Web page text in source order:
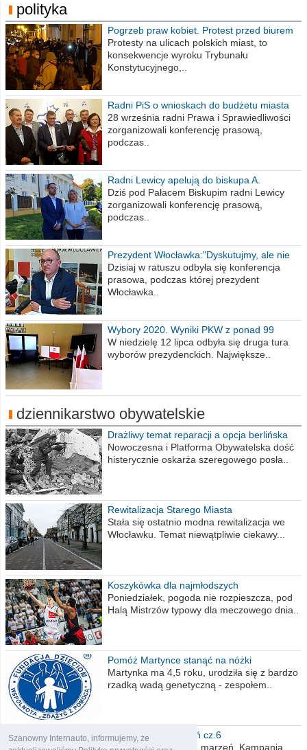
Szanowny Internauto, informujemy, że
polityka
Pogrzeb praw kobiet. Protest przed biurem
poselskim PiS
Protesty na ulicach polskich miast, to
konsekwencje wyroku Trybunału
Konstytucyjnego,..
Radni PiS o wnioskach do budżetu miasta
na 2021 rok
28 września radni Prawa i Sprawiedliwości
zorganizowali konferencję prasową,
podczas..
Radni Lewicy apelują do biskupa A.
Wiesława Meringa
Dziś pod Pałacem Biskupim radni Lewicy
zorganizowali konferencję prasową,
podczas..
Prezydent Włocławka:"Dyskutujmy, ale nie
obrażajmy się”
Dzisiaj w ratuszu odbyła się konferencja
prasowa, podczas której prezydent
Włocławka..
Wybory 2020. Wyniki PKW z ponad 99
procent obwodów
W niedzielę 12 lipca odbyła się druga tura
wyborów prezydenckich. Największe..
dziennikarstwo obywatelskie
Drażliwy temat reparacji a opcja berlińska
Nowoczesna i Platforma Obywatelska dość
histerycznie oskarża szeregowego posła..
Rewitalizacja Starego Miasta
Stała się ostatnio modna rewitalizacja we
Włocławku. Temat niewątpliwie ciekawy...
Koszykówka dla najmłodszych
Poniedziałek, pogoda nie rozpieszcza, pod
Halą Mistrzów typowy dla meczowego dnia..
Pomóż Martynce stanąć na nóżki
Martynka ma 4,5 roku, urodziła się z bardzo
rzadką wadą genetyczną - zespołem..
Polska moich marzeń cz.6
Nadszedł kres moich marzeń. Kampania